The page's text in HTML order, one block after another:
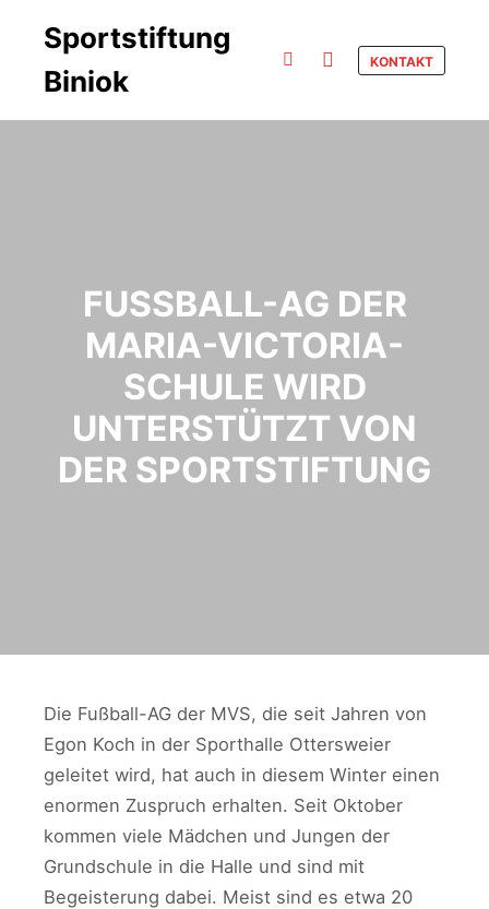
Sportstiftung
Biniok
KONTAKT
FUSSBALL-AG DER M
ARIA-VICTORIA-S
CHULE WIRD U
NTERSTÜTZT VON D
ER SPORTSTIFTUNG
Die Fußball-AG der MVS, die seit Jahren von
Egon Koch in der Sporthalle Ottersweier
geleitet wird, hat auch in diesem Winter einen
enormen Zuspruch erhalten. Seit Oktober
kommen viele Mädchen und Jungen der
Grundschule in die Halle und sind mit
Begeisterung dabei. Meist sind es etwa 20